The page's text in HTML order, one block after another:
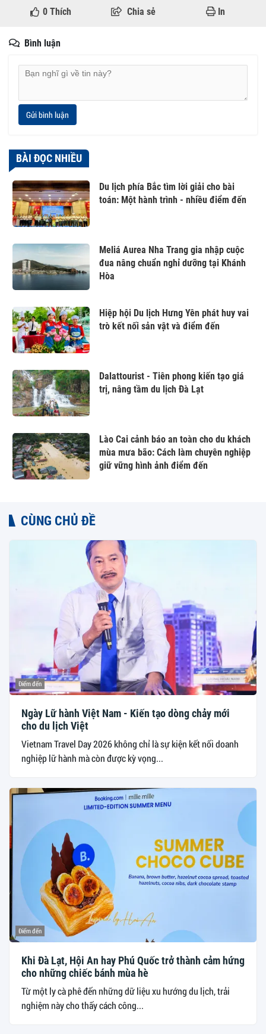
0Thích Chia sẻ In
Bình luận
Gửi bình luận
BÀI ĐỌC NHIỀU
Du lịch phía Bắc tìm lời giải cho bài
toán: Một hành trình - nhiều điểm đến
Meliá Aurea Nha Trang gia nhập cuộc
đua nâng chuẩn nghỉ dưỡng tại Khánh
Hòa
Hiệp hội Du lịch Hưng Yên phát huy vai
trò kết nối sản vật và điểm đến
Dalattourist - Tiên phong kiến tạo giá
trị, nâng tầm du lịch Đà Lạt
Lào Cai cảnh báo an toàn cho du khách
mùa mưa bão: Cách làm chuyên nghiệp
giữ vững hình ảnh điểm đến
CÙNG CHỦ ĐỀ
Điểm đến
Ngày Lữ hành Việt Nam - Kiến tạo dòng chảy mới
cho du lịch Việt
Vietnam Travel Day 2026 không chỉ là sự kiện kết nối doanh
nghiệp lữ hành mà còn được kỳ vọng...
Điểm đến
Khi Đà Lạt, Hội An hay Phú Quốc trở thành cảm hứng
cho những chiếc bánh mùa hè
Từ một ly cà phê đến những dữ liệu xu hướng du lịch, trải
nghiệm này cho thấy cách công...